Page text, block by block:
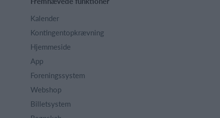
Kalender
Kontingentopkrævning
Hjemmeside
App
Foreningssystem
Webshop
Billetsystem